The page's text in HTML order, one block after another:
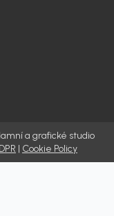
a grafické studio
| Cookie Policy